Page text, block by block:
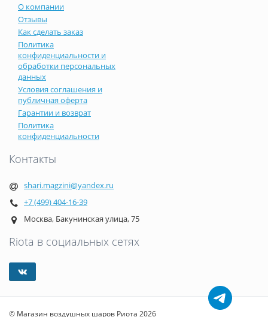
О компании
Отзывы
Как сделать заказ
Политика
конфиденциальности и
обработки персональных
данных
Условия соглашения и
публичная оферта
Гарантии и возврат
Политика
конфиденциальности
Контакты
shari.magzini@yandex.ru
+7 (499) 404-16-39
Москва, Бакунинская улица, 75
Riota в социальных сетях
© Магазин воздушных шаров Риота 2026